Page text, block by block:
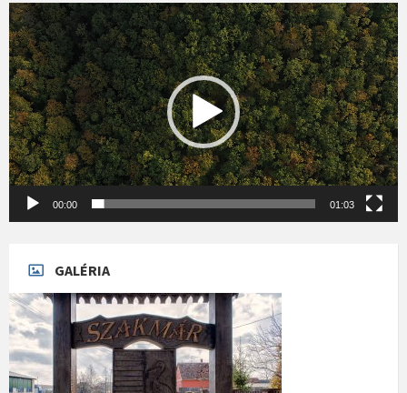
Videólejátszó
00:00 01:03
GALÉRIA